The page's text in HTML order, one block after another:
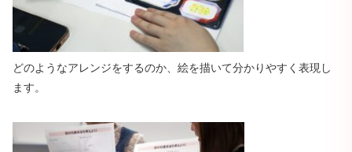
どのようなアレンジをするのか、絵を描いて分かりやすく表現し
ます。